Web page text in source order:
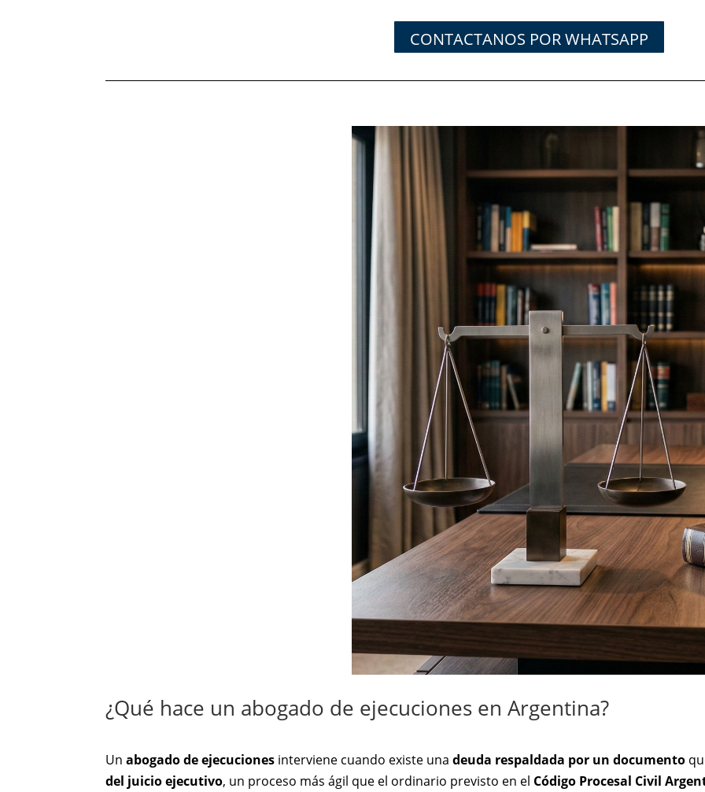
CONTACTANOS POR WHATSAPP
¿Qué hace un abogado de ejecuciones en Argentina?
Unabogado de ejecuciones interviene cuando existe unadeuda respaldada por un documento
del juicio ejecutivo, un proceso más ágil que el ordinario previsto en el Código Procesal Civil